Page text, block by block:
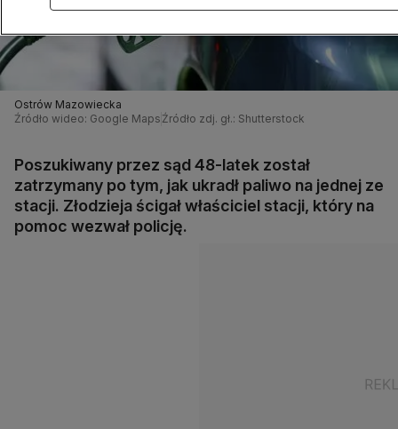
Ostrów Mazowiecka
Źródło wideo: Google Maps Źródło zdj. gł.: Shutterstock
Poszukiwany przez sąd 48-latek został
zatrzymany po tym, jak ukradł paliwo na jednej ze
stacji. Złodzieja ścigał właściciel stacji, który na
pomoc wezwał policję.